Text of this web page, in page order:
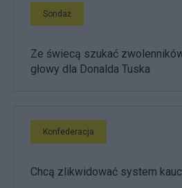
Sondaż
Ze świecą szukać
głowy dla Donalda Tuska
Konfederacja
Chcą zlikwidować system